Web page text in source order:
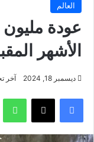
العالم
عودة
الأشهر
ديسمبر 18, 2024 آخر
فيسبوك ‫X